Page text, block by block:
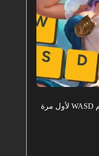
League of Legends تقدم نظام تحكم WASD لأول مرة